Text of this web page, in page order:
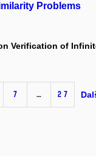
Problems
Verification of
7 … 27